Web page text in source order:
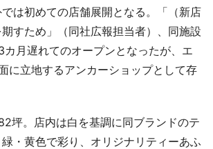
は初めての店舗展開となる。「（新店
すため」（同社広報担当者）、同施設
月遅れてのオープンとなったが、エ
に立地するアンカーショップとして存
坪。店内は白を基調に同ブランドのテ
・黄色で彩り、オリジナリティーあふ